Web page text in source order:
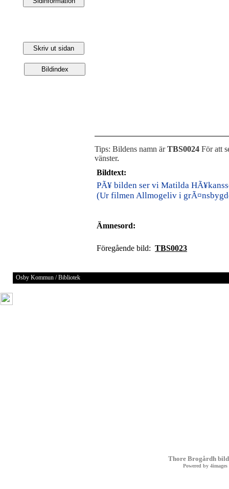
Tips: Bildens namn ärTBS0024 För att
vänster.
Bildtext:
PÃ¥ bilden ser vi Matilda
(Ur filmen Allmogeliv i
Ämnesord:
Föregående bild: TBS0023
Osby Kommun / Bibliotek
Thore Brogårdh
Powered by 4images